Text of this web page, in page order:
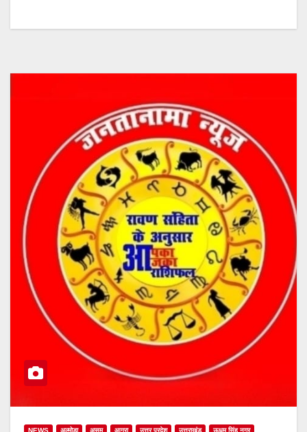
NEWS अल्मोड़ा असम आगरा उत्तर प्रदेश उत्तराखंड ऊधम सिंह नगर